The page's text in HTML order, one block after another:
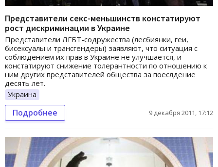
Представители секс-меньшинств констатируют
рост дискриминации в Украине
Представители ЛГБТ-содружества (лесбиянки, геи,
бисексуалы и трансгендеры) заявляют, что ситуация с
соблюдением их прав в Украине не улучшается, и
констатируют снижение толерантности по отношению к
ним других представителей общества за поеслдение
десять лет.
Украина
Подробнее 9 декабря 2011, 17:12